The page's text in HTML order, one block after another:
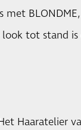
tot stand is
Haaratelier